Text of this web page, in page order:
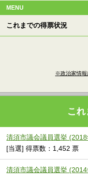
MENU
これまでの得票状況
※政治家情報
こ
清須市議会議員選挙
[当選] 得票数：1,452 票
清須市議会議員選挙